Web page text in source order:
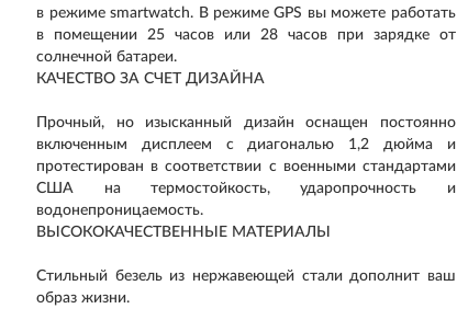
в режиме smartwatch. В режиме GPS вы можете работать
в помещении 25 часов или 28 часов при зарядке от
солнечной батареи.
КАЧЕСТВО ЗА СЧЕТ ДИЗАЙНА
Прочный, но изысканный дизайн оснащен постоянно
включенным дисплеем с диагональю 1,2 дюйма и
протестирован в соответствии с военными стандартами
США на термостойкость, ударопрочность и
водонепроницаемость.
ВЫСОКОКАЧЕСТВЕННЫЕ МАТЕРИАЛЫ
Стильный безель из нержавеющей стали дополнит ваш
образ жизни.